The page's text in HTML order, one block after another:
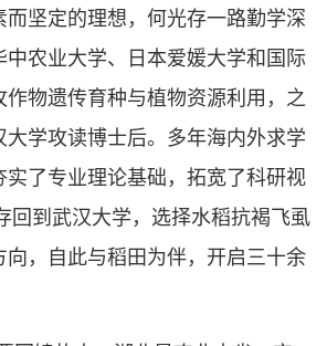
坚定的理想，何光存一路勤学深
农业大学、日本爱媛大学和国际
物遗传育种与植物资源利用，之
学攻读博士后。多年海内外求学
了专业理论基础，拓宽了科研视
回到武汉大学，选择水稻抗褐飞虱
，自此与稻田为伴，开启三十余